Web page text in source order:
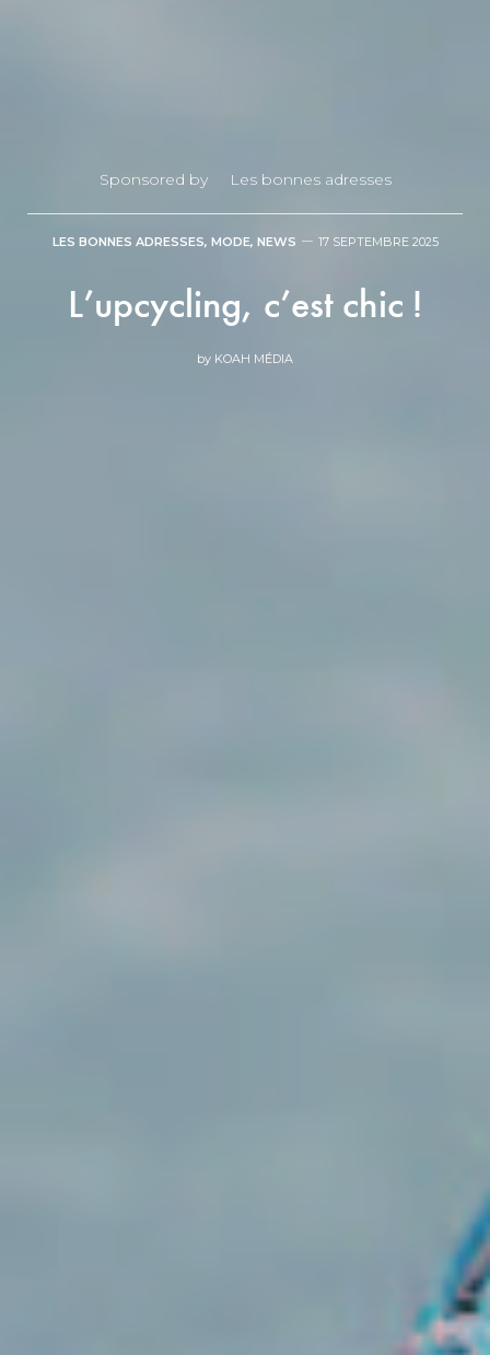
Sponsored by Les bonnes adresses
LES BONNES ADRESSES, MODE, NEWS 17 SEPTEMBRE 2025
L’upcycling, c’est chic !
by KOAH MÉDIA